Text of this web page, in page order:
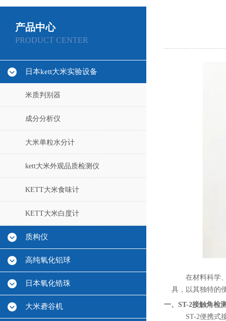
产品中心
PRODUCT CENTER
日本kett大米实验设备
米质判别器
成分分析仪
大米单粒水分计
kett大米外观品质检测仪
KETT大米食味计
KETT大米白度计
质构仪
高纯氧化铝球
日本氧化锆珠
大米砻谷机
在材料科学
具，以其独特的
一、ST-2接触角检
ST-2便携式